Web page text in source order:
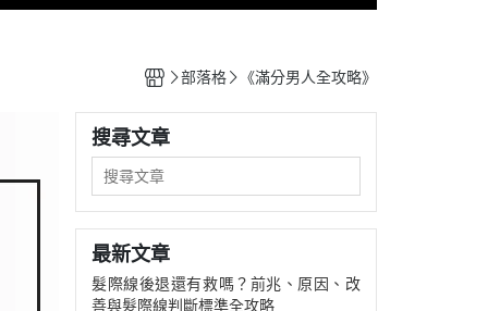
部落格 《滿分男人全攻略》
搜尋文章
最新文章
髮際線後退還有救嗎？前兆、原因、改
善與髮際線判斷標準全攻略